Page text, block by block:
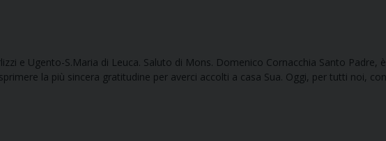
e Ugento-S.Maria di Leuca. Saluto di Mons. Domenico Cornacchia Santo Padre,
la più sincera gratitudine per averci accolti a casa Sua. Oggi, per tutti noi,